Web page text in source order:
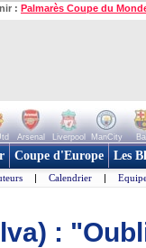
: Palmarès Coupe du
Arsenal Liverpool ManCity
Coupe d'Europe Les
| Calendrier |
: